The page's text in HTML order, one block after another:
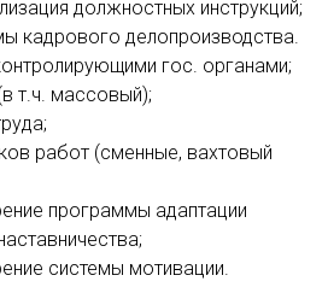
должностных инструкций;
кадрового делопроизводства.
гос. органами;
т.ч. массовый);
работ (сменные, вахтовый
программы адаптации
системы мотивации.